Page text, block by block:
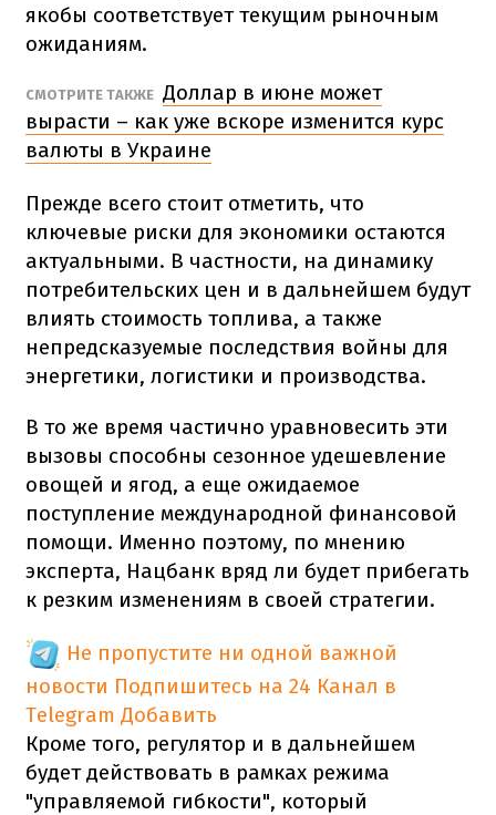
якобы соответствует текущим рыночным
ожиданиям.
СМОТРИТЕ ТАКЖЕ Доллар в июне может
вырасти – как уже вскоре изменится курс
валюты в Украине
Прежде всего стоит отметить, что
ключевые риски для экономики остаются
актуальными. В частности, на динамику
потребительских цен и в дальнейшем будут
влиять стоимость топлива, а также
непредсказуемые последствия войны для
энергетики, логистики и производства.
В то же время частично уравновесить эти
вызовы способны сезонное удешевление
овощей и ягод, а еще ожидаемое
поступление международной финансовой
помощи. Именно поэтому, по мнению
эксперта, Нацбанк вряд ли будет прибегать
к резким изменениям в своей стратегии.
Не пропустите ни одной важной
новости Подпишитесь на 24 Канал в
Telegram Добавить
Кроме того, регулятор и в дальнейшем
будет действовать в рамках режима
"управляемой гибкости", который